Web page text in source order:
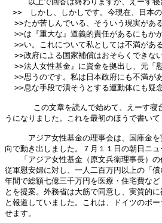
>>　しかし、しかしです。今現在、日本
>>たが苦しんでいる、そういう現実があ
>>は『重大な』道義的責任があるにもか
>>い。これについて私としては不満があ
>>政府による国家補償はおそらくできな
>>法人女性基金』に資金を拠出し、元「
>>思うのです。私は日本政府にも不満が
>>息な手段で潰そうとする運動体にも疑念
この文章を読んで始めて、えーす寝
うになりました。これを最初のほうで書い
アジア女性基金の理事会は、国庫金を
向で動き出しました。７月１１日の朝日ニ
「アジア女性基金（原文兵衛理事長）の
従軍慰安婦に対し、一人二百万円以上の「
年間で総額七億三千万円を医療・住宅費な
とを提案。外務省は大筋で同意し、実質的
と報道していました。これは、ドイツのポ
せます。